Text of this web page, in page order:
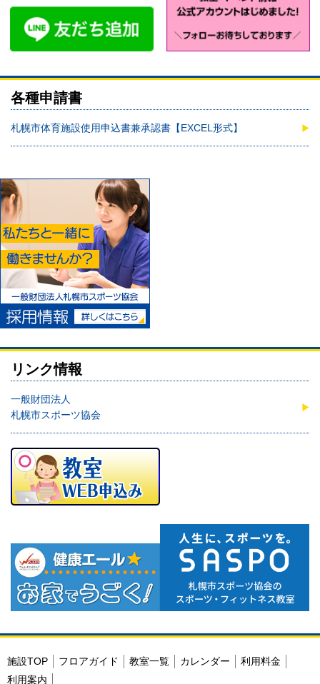
各種申請書
札幌市体育施設使用申込書兼承認書【EXCEL形式】
リンク情報
一般財団法人
札幌市スポーツ協会
施設TOP フロアガイド 教室一覧 カレンダー
利用料金
利用案内